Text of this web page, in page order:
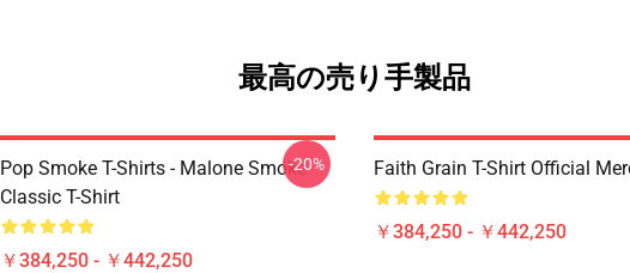
最高の売り手製品
Pop Smoke T-Shirts - Malone Smoke
Classic T-Shirt
￥384,250 - ￥442,250
-20% Faith Grain T-Shirt Official
￥384,250 - ￥442,250